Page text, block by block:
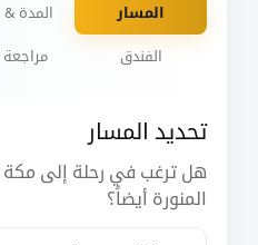
المسار المدة &
الفندق مراجعة
تحديد المسار
هل ترغب في رحلة إلى مكة
المنورة أيضاً؟